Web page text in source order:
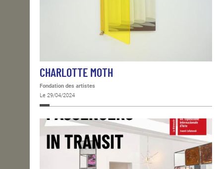
CHARLOTTE MOTH
Fondation des artistes
Le 29/04/2024